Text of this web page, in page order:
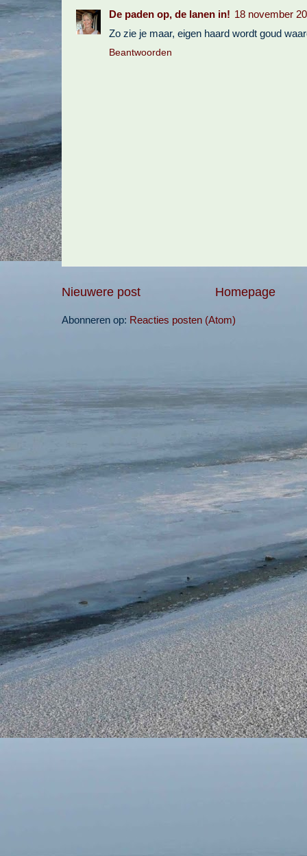
De paden op, de lanen in! 18 november
Zo zie je maar, eigen haard wordt goud
Beantwoorden
Nieuwere post Homepage
Abonneren op: Reacties posten (Atom)